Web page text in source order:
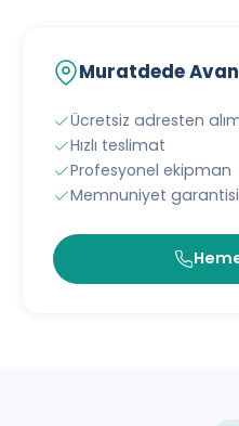
Muratdede
Ücretsiz adresten
Hızlı teslimat
Profesyonel ekipman
Memnuniyet garantisi